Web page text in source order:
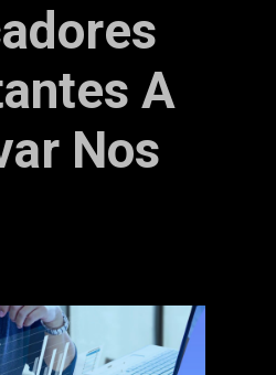
A
Nos